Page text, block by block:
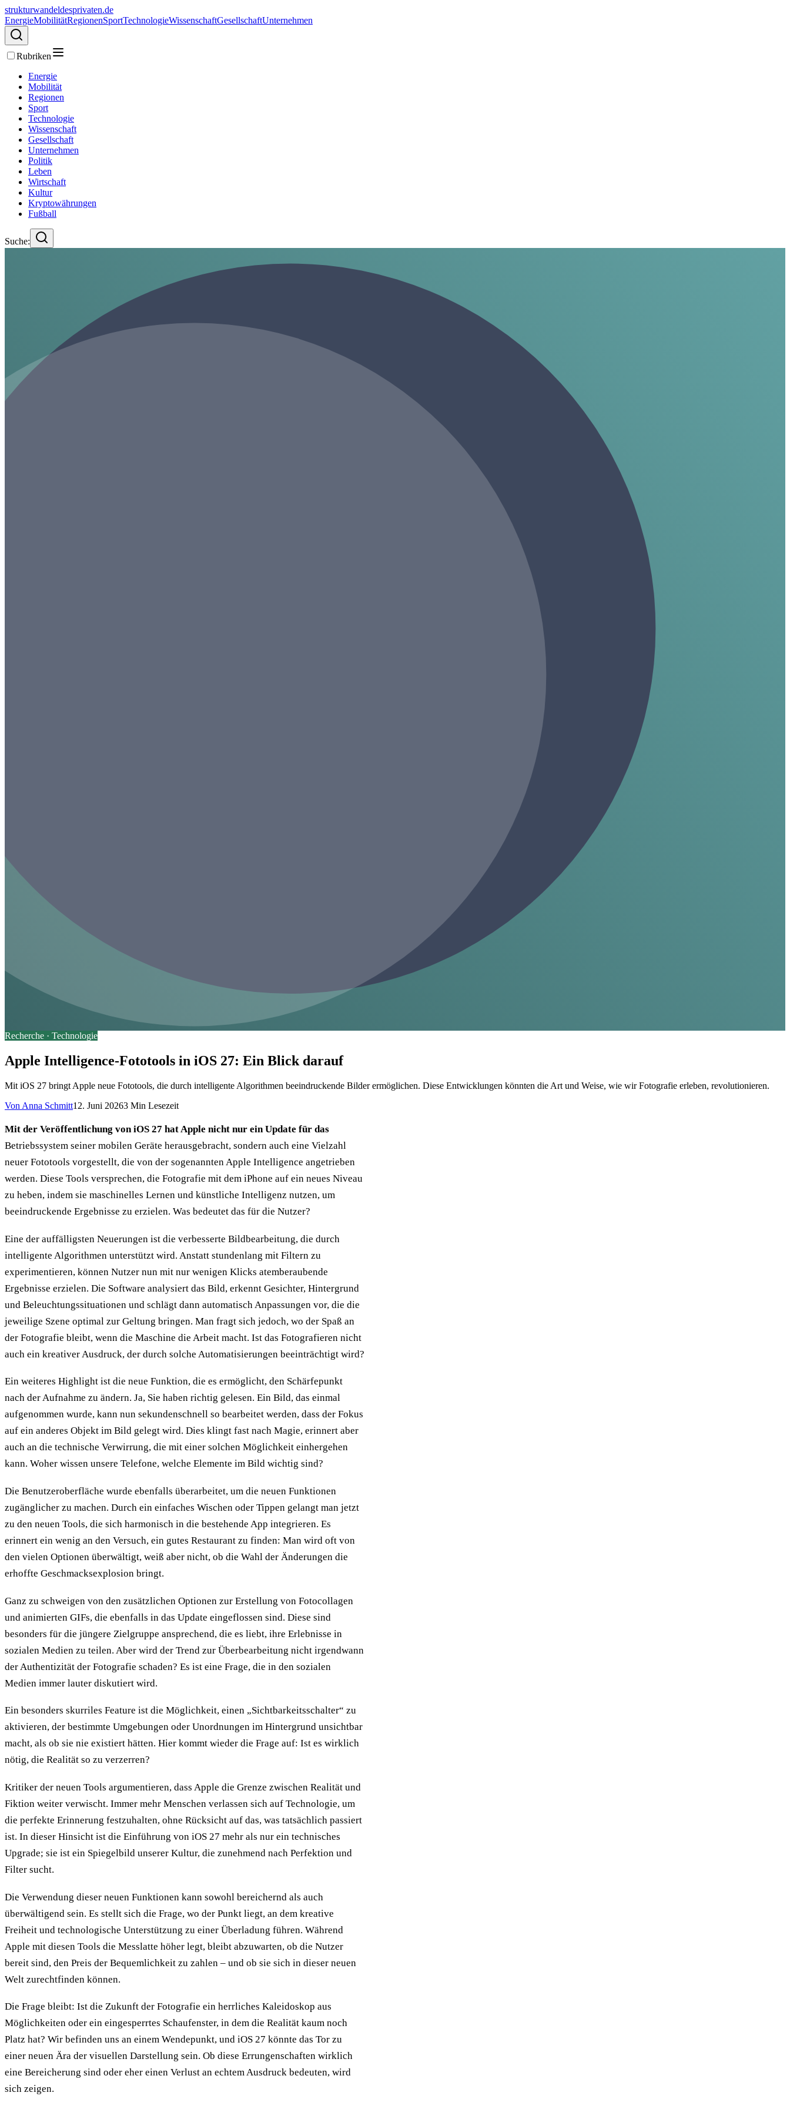
strukturwandeldesprivaten.de
EnergieMobilitätRegionenSportTechnologieWissenschaftGesellschaftUnternehmen
Rubriken
Energie
Mobilität
Regionen
Sport
Technologie
Wissenschaft
Gesellschaft
Unternehmen
Politik
Leben
Wirtschaft
Kultur
Kryptowährungen
Fußball
Suche:
Recherche · Technologie
Apple Intelligence-Fototools in iOS 27: Ein Blick darauf
Mit iOS 27 bringt Apple neue Fototools, die durch intelligente Algorithmen beeindruckende Bilder ermöglichen. Diese Entwicklungen könnten die Art und Weise, wie wir Fotografie erleben, revolutionieren.
Von Anna Schmitt12. Juni 20263 Min Lesezeit
Mit der Veröffentlichung von iOS 27 hat Apple nicht nur ein Update für das
Betriebssystem seiner mobilen Geräte herausgebracht, sondern auch eine Vielzahl
neuer Fototools vorgestellt, die von der sogenannten Apple Intelligence angetrieben
werden. Diese Tools versprechen, die Fotografie mit dem iPhone auf ein neues Niveau
zu heben, indem sie maschinelles Lernen und künstliche Intelligenz nutzen, um
beeindruckende Ergebnisse zu erzielen. Was bedeutet das für die Nutzer?
Eine der auffälligsten Neuerungen ist die verbesserte Bildbearbeitung, die durch
intelligente Algorithmen unterstützt wird. Anstatt stundenlang mit Filtern zu
experimentieren, können Nutzer nun mit nur wenigen Klicks atemberaubende
Ergebnisse erzielen. Die Software analysiert das Bild, erkennt Gesichter, Hintergrund
und Beleuchtungssituationen und schlägt dann automatisch Anpassungen vor, die die
jeweilige Szene optimal zur Geltung bringen. Man fragt sich jedoch, wo der Spaß an
der Fotografie bleibt, wenn die Maschine die Arbeit macht. Ist das Fotografieren nicht
auch ein kreativer Ausdruck, der durch solche Automatisierungen beeinträchtigt wird?
Ein weiteres Highlight ist die neue Funktion, die es ermöglicht, den Schärfepunkt
nach der Aufnahme zu ändern. Ja, Sie haben richtig gelesen. Ein Bild, das einmal
aufgenommen wurde, kann nun sekundenschnell so bearbeitet werden, dass der Fokus
auf ein anderes Objekt im Bild gelegt wird. Dies klingt fast nach Magie, erinnert aber
auch an die technische Verwirrung, die mit einer solchen Möglichkeit einhergehen
kann. Woher wissen unsere Telefone, welche Elemente im Bild wichtig sind?
Die Benutzeroberfläche wurde ebenfalls überarbeitet, um die neuen Funktionen
zugänglicher zu machen. Durch ein einfaches Wischen oder Tippen gelangt man jetzt
zu den neuen Tools, die sich harmonisch in die bestehende App integrieren. Es
erinnert ein wenig an den Versuch, ein gutes Restaurant zu finden: Man wird oft von
den vielen Optionen überwältigt, weiß aber nicht, ob die Wahl der Änderungen die
erhoffte Geschmacksexplosion bringt.
Ganz zu schweigen von den zusätzlichen Optionen zur Erstellung von Fotocollagen
und animierten GIFs, die ebenfalls in das Update eingeflossen sind. Diese sind
besonders für die jüngere Zielgruppe ansprechend, die es liebt, ihre Erlebnisse in
sozialen Medien zu teilen. Aber wird der Trend zur Überbearbeitung nicht irgendwann
der Authentizität der Fotografie schaden? Es ist eine Frage, die in den sozialen
Medien immer lauter diskutiert wird.
Ein besonders skurriles Feature ist die Möglichkeit, einen „Sichtbarkeitsschalter“ zu
aktivieren, der bestimmte Umgebungen oder Unordnungen im Hintergrund unsichtbar
macht, als ob sie nie existiert hätten. Hier kommt wieder die Frage auf: Ist es wirklich
nötig, die Realität so zu verzerren?
Kritiker der neuen Tools argumentieren, dass Apple die Grenze zwischen Realität und
Fiktion weiter verwischt. Immer mehr Menschen verlassen sich auf Technologie, um
die perfekte Erinnerung festzuhalten, ohne Rücksicht auf das, was tatsächlich passiert
ist. In dieser Hinsicht ist die Einführung von iOS 27 mehr als nur ein technisches
Upgrade; sie ist ein Spiegelbild unserer Kultur, die zunehmend nach Perfektion und
Filter sucht.
Die Verwendung dieser neuen Funktionen kann sowohl bereichernd als auch
überwältigend sein. Es stellt sich die Frage, wo der Punkt liegt, an dem kreative
Freiheit und technologische Unterstützung zu einer Überladung führen. Während
Apple mit diesen Tools die Messlatte höher legt, bleibt abzuwarten, ob die Nutzer
bereit sind, den Preis der Bequemlichkeit zu zahlen – und ob sie sich in dieser neuen
Welt zurechtfinden können.
Die Frage bleibt: Ist die Zukunft der Fotografie ein herrliches Kaleidoskop aus
Möglichkeiten oder ein eingesperrtes Schaufenster, in dem die Realität kaum noch
Platz hat? Wir befinden uns an einem Wendepunkt, und iOS 27 könnte das Tor zu
einer neuen Ära der visuellen Darstellung sein. Ob diese Errungenschaften wirklich
eine Bereicherung sind oder eher einen Verlust an echtem Ausdruck bedeuten, wird
sich zeigen.